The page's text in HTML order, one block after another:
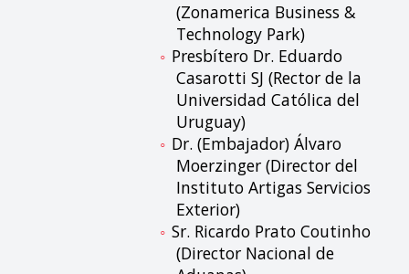
(Zonamerica Business &
Technology Park)
Presbítero Dr. Eduardo
Casarotti SJ (Rector de la
Universidad Católica del
Uruguay)
Dr. (Embajador) Álvaro
Moerzinger (Director del
Instituto Artigas Servicios
Exterior)
Sr. Ricardo Prato Coutinho
(Director Nacional de